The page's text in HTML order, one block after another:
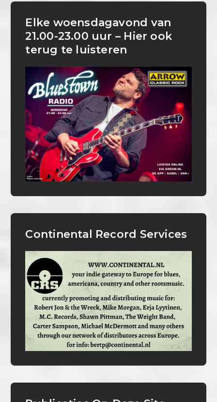
Elke woensdagavond van
21.00-23.00 uur – Hier ook
terug te luisteren
Continental Record Services